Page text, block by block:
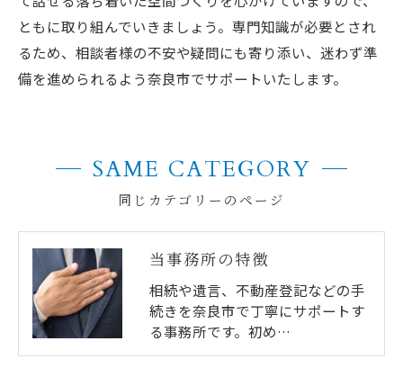
ともに取り組んでいきましょう。専門知識が必要とされ
るため、相談者様の不安や疑問にも寄り添い、迷わず準
備を進められるよう奈良市でサポートいたします。
同じカテゴリーのページ
SAME CATEGORY
当事務所の特徴
相続や遺言、不動産登記などの手
続きを奈良市で丁寧にサポートす
る事務所です。初め…